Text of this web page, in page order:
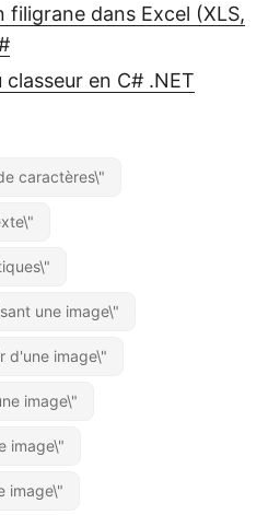
filigrane dans Excel (XLS,
en C# .NET
caractères\"
une image\"
d'une image\"
image\"
image\"
image\"